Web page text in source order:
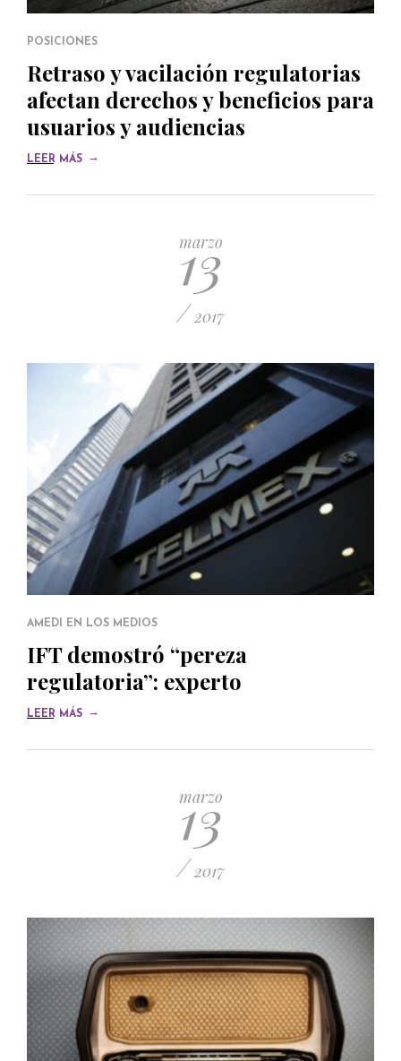
POSICIONES
Retraso y vacilación regulatorias
afectan derechos y beneficios para
usuarios y audiencias
LEER MÁS →
marzo
13
/ 2017
AMEDI EN LOS MEDIOS
IFT demostró “pereza
regulatoria”: experto
LEER MÁS →
marzo
13
/ 2017